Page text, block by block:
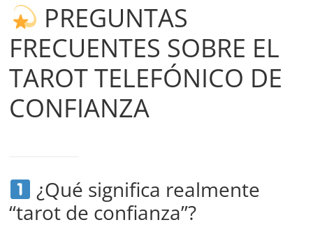
PREGUNTAS
FRECUENTES SOBRE EL
TAROT TELEFÓNICO DE
CONFIANZA
¿Qué significa realmente
“tarot de confianza”?